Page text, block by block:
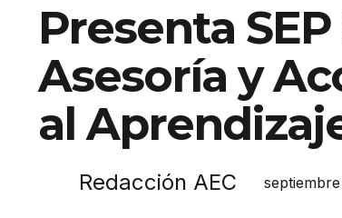
Presenta
Asesoría y
al
Redacción AEC